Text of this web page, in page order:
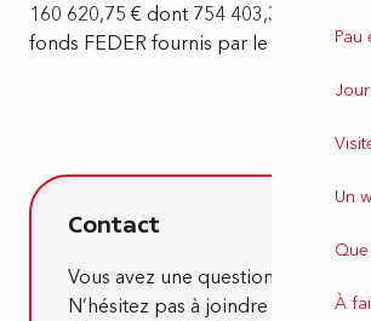
Pau
Un
À
160 620,75 € dont 754 403,39 €
fonds FEDER fournis par le
Contact
Vous avez une question ou une
N’hésitez pas à joindre
Sylvain